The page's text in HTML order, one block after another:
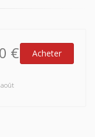
€ Acheter